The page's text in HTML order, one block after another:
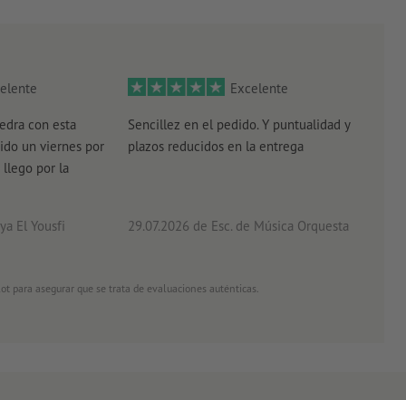
con esta
un viernes por
llego por la
El Yousfi
Excelente
Sencillez en el pedido. Y puntualidad y
plazos reducidos en la entrega
29.07.2026 de Esc. de Música Orquesta
para asegurar que se trata de evaluaciones auténticas.